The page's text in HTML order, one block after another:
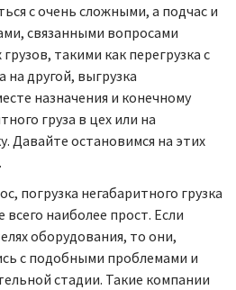
с очень сложными, а подчас и
связанными вопросами
такими как перегрузка с
другой, выгрузка
назначения и конечному
груза в цех или на
Давайте остановимся на этих
погрузка негабаритного грузка
наиболее прост. Если
оборудования, то они,
с подобными проблемами и
стадии. Такие компании